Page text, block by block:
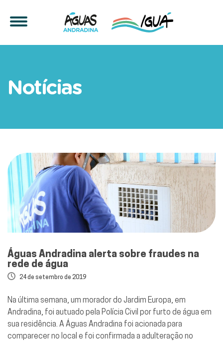
Notícias
Águas Andradina alerta sobre fraudes na
rede de água
24 de setembro de 2019
Na última semana, um morador do Jardim Europa, em
Andradina, foi autuado pela Polícia Civil por furto de água em
sua residência. A Águas Andradina foi acionada para
comparecer no local e foi confirmada a adulteração no